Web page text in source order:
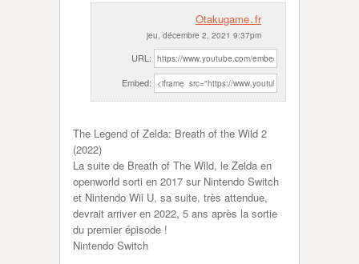
Otakugame․fr
jeu, décembre 2, 2021 9:37pm
URL:
Embed:
The Legend of Zelda: Breath of the Wild 2
(2022)
La suite de Breath of The Wild, le Zelda en
openworld sorti en 2017 sur Nintendo Switch
et Nintendo Wii U, sa suite, très attendue,
devrait arriver en 2022, 5 ans après la sortie
du premier épisode !
Nintendo Switch